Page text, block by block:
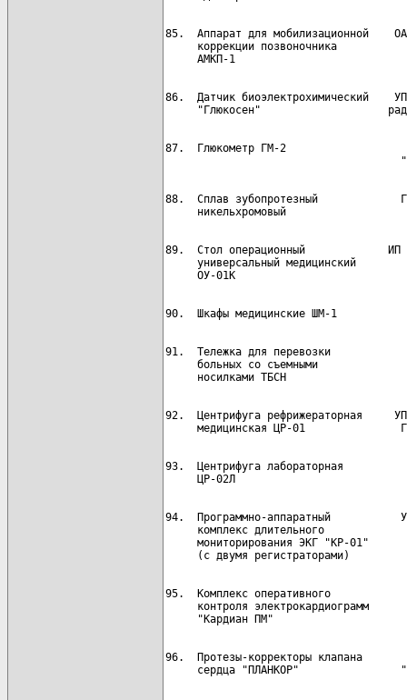
85.  Аппарат для
     коррекции позвоночника
86.  Датчик
87.  Глюкометр ГМ-2
88.  Сплав зубопротезный
89.  Стол операционный             ИП
универсальный медицинский
91.  Тележка для перевозки
     больных со съемными
92.  Центрифуга рефрижераторная
93.  Центрифуга лабораторная
94.  Программно-аппаратный
     комплекс длительного
     мониторирования ЭКГ "КР-01"
95.  Комплекс оперативного
     контроля электрокардиограмм
96.  Протезы-корректоры клапана